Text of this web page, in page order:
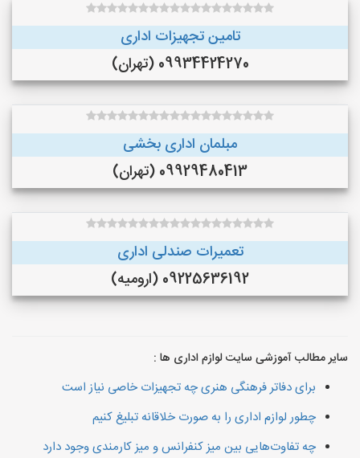
تامین تجهیزات اداری
09934424270 (تهران)
مبلمان اداری بخشی
09929480413 (تهران)
تعمیرات صندلی اداری
09225636192 (ارومیه)
سایر مطالب آموزشی سایت لوازم اداری ها :
برای دفاتر فرهنگی هنری چه تجهیزات خاصی نیاز است
چطور لوازم اداری را به صورت خلاقانه تبلیغ کنیم
چه تفاوت‌هایی بین میز کنفرانس و میز کارمندی وجود دارد